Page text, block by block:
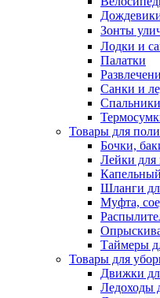
Зонты
Лодки и
Палатки
Санки и
Спальники
Товары для
Бочки,
Лейки для
Шланги
Муфта,
Таймеры
Товары для
Движки
Ледоходы